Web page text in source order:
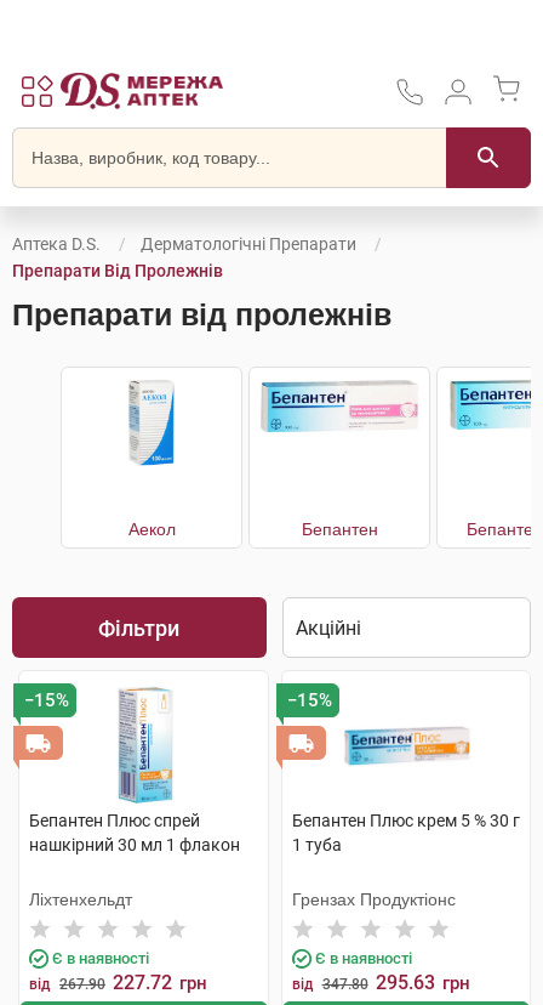
Аптека D.S.
Дерматологічні Препарати
Препарати Від Пролежнів
Препарати від пролежнів
Аекол Бепантен
Фільтри
−15%
Бепантен Плюс спрей
нашкірний 30 мл 1 флакон
Ліхтенхельдт
Є в наявності
від 267.90 227.72 грн
−15%
Бепантен Плюс крем 5 % 30 г
1 туба
Грензах Продуктіонс
Є в наявності
від 347.80 295.63 грн